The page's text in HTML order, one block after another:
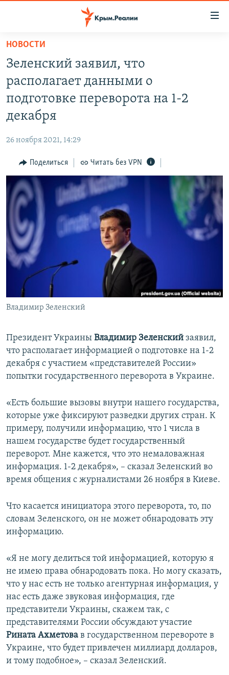
Вернуться
основному
содержанию
Вернутся
главной
Вернутся
поиску
КАРТА ВОЕННЫХ ОБЪЕКТОВ КРЫМА
ВОДА
ИСТОРИЯ
ИНТЕРАКТИВ
ИНФОГРАФИКА
ТЕЛЕПРОЕКТ КРЫМ.РЕАЛИИ
СОВЕТЫ ПРАВОЗАЩИТНИКОВ
ПРОПАВШИЕ БЕЗ ВЕСТИ
ПОБЕДИТЕЛЕЙ НЕ СУДЯТ?
КРЫМ.НЕПОКОРЕННЫЙ
ELIFBE
УКРАИНСКАЯ ПРОБЛЕМА КРЫМА
РАДІО СВОБОДА
КАК ОБОЙТИ БЛОКИРОВКУ
Українською
Qırımtatar
ПРИСОЕДИНЯЙТЕСЬ!
Все сайты RFE/RL
НОВОСТИ
Зеленский заявил, что
располагает данными о
подготовке переворота на 1-2
декабря
26 ноября 2021, 14:29
Поделиться Читать без VPN
Владимир Зеленский
Президент Украины Владимир Зеленский заявил,
что располагает информацией о подготовке на 1-2
декабря с участием «представителей России»
попытки государственного переворота в Украине.
«Есть большие вызовы внутри нашего государства,
которые уже фиксируют разведки других стран. К
примеру, получили информацию, что 1 числа в
нашем государстве будет государственный
переворот. Мне кажется, что это немаловажная
информация. 1-2 декабря», – сказал Зеленский во
время общения с журналистами 26 ноября в Киеве.
Что касается инициатора этого переворота, то, по
словам Зеленского, он не может обнародовать эту
информацию.
«Я не могу делиться той информацией, которую я
не имею права обнародовать пока. Но могу сказать,
что у нас есть не только агентурная информация, у
нас есть даже звуковая информация, где
представители Украины, скажем так, с
представителями России обсуждают участие
Рината Ахметова в государственном перевороте в
Украине, что будет привлечен миллиард долларов,
и тому подобное», – сказал Зеленский.